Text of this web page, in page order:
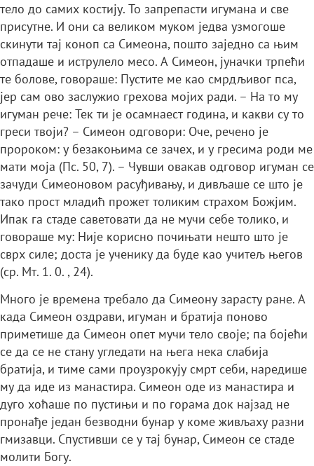
тело до самих костију. То запрепасти игумана и све
присутне. И они са великом муком једва узмогоше
скинути тај коноп са Симеона, пошто заједно са њим
отпадаше и иструлело месо. А Симеон, јуначки трпећи
те болове, говораше: Пустите ме као смрдљивог пса,
јер сам ово заслужио грехова мојих ради. – На то му
игуман рече: Тек ти је осамнаест година, и какви су то
греси твоји? – Симеон одговори: Оче, речено је
пророком: у безакоњима се зачех, и у гресима роди ме
мати моја (Пс. 50, 7). – Чувши овакав одговор игуман се
зачуди Симеоновом расуђивању, и дивљаше се што је
тако прост младић прожет толиким страхом Божјим.
Ипак га стаде саветовати да не мучи себе толико, и
говораше му: Није корисно почињати нешто што је
сврх силе; доста је ученику да буде као учитељ његов
(ср. Мт. 1. 0. , 24).
Много је времена требало да Симеону зарасту ране. А
када Симеон оздрави, игуман и братија поново
приметише да Симеон опет мучи тело своје; па бојећи
се да се не стану угледати на њега нека слабија
братија, и тиме сами проузрокују смрт себи, наредише
му да иде из манастира. Симеон оде из манастира и
дуго хоћаше по пустињи и по горама док најзад не
пронађе један безводни бунар у коме живљаху разни
гмизавци. Спустивши се у тај бунар, Симеон се стаде
молити Богу.